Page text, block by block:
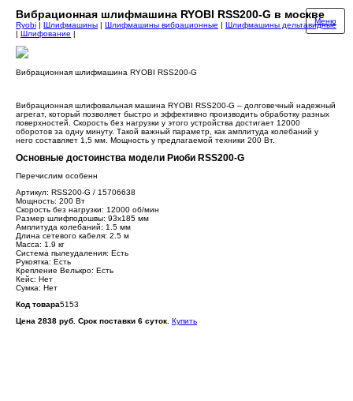
Вибрационная шлифмашина RYOBI RSS200-G в москве
Меню
Ryobi | Шлифмашины | Шлифмашины вибрационные | Шлифмашины дельтавидные
| Шлифование |
Вибрационная шлифмашина RYOBI RSS200-G
Вибрационная шлифовальная машина RYOBI RSS200-G – долговечный надежный
агрегат, который позволяет быстро и эффективно производить обработку разных
поверхностей. Скорость без нагрузки у этого устройства достигает 12000
оборотов за одну минуту. Такой важный параметр, как амплитуда колебаний у
него составляет 1,5 мм. Мощность у предлагаемой техники 200 Вт.
Основные достоинства модели Риоби RSS200-G
Перечислим особенн
Артикул: RSS200-G / 15706638
Мощность: 200 Вт
Скорость без нагрузки: 12000 об/мин
Размер шлифподошвы: 93х185 мм
Амплитуда колебаний: 1.5 мм
Длина сетевого кабеля: 2.5 м
Масса: 1.9 кг
Система пылеудаления: Есть
Рукоятка: Есть
Крепление Велькро: Есть
Кейс: Нет
Сумка: Нет
Код товара5153
Цена 2838 руб. Срок поставки 6 суток. Купить